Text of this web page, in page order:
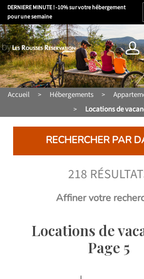
DERNIERE MINUTE ! -10% sur votre hébergement
pour une semaine
Accueil > Hébergements >
> Locations de
RECHERCHER PAR
Affiner votre
218
Locations de
Page 5